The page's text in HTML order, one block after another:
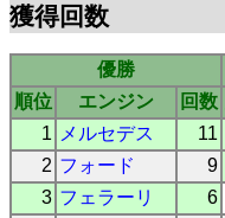
獲得回数
優勝
順位
エンジン 回数
1 メルセデス 11
2 フォード 9
3 フェラーリ 6